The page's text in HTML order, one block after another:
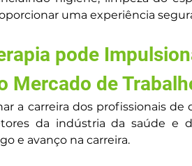
uma experiência
pode
Mercado de
a carreira dos profissionais de
da indústria da saúde e
e avanço na carreira.